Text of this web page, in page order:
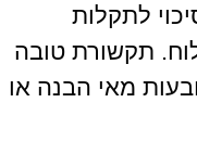
לתקלות
תקשורת טובה
מאי הבנה או